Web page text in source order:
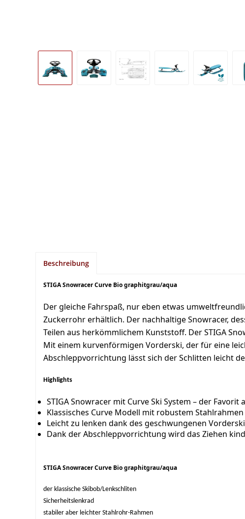
Beschreibung
STIGA Snowracer Curve Bio graphitgrau/aqua
Der gleiche Fahrspaß, nur eben etwas
Zuckerrohr erhältlich. Der nachhaltige Snowracer,
Teilen aus herkömmlichem Kunststoff. Der STIGA
Mit einem kurvenförmigen Vorderski, der für eine
Abschleppvorrichtung lässt sich der Schlitten leicht
Highlights
STIGA Snowracer mit Curve Ski System – der Favorit
Klassisches Curve Modell mit robustem
Leicht zu lenken dank des geschwungenen
Dank der Abschleppvorrichtung wird das Ziehen
STIGA Snowracer Curve Bio graphitgrau/aqua
der klassische Skibob/Lenkschliten
Sicherheitslenkrad
stabiler aber leichter Stahlrohr-Rahmen